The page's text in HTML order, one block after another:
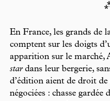
En France, les grands de
comptent sur les doigts
apparition sur le marché,
stardans leur bergerie,
d’édition aient de droit de
négociées : chasse gardée